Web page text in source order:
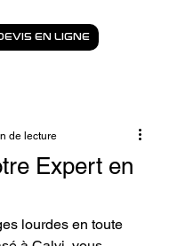
EN LIGNE
Expert en
de lecture
lourdes en toute